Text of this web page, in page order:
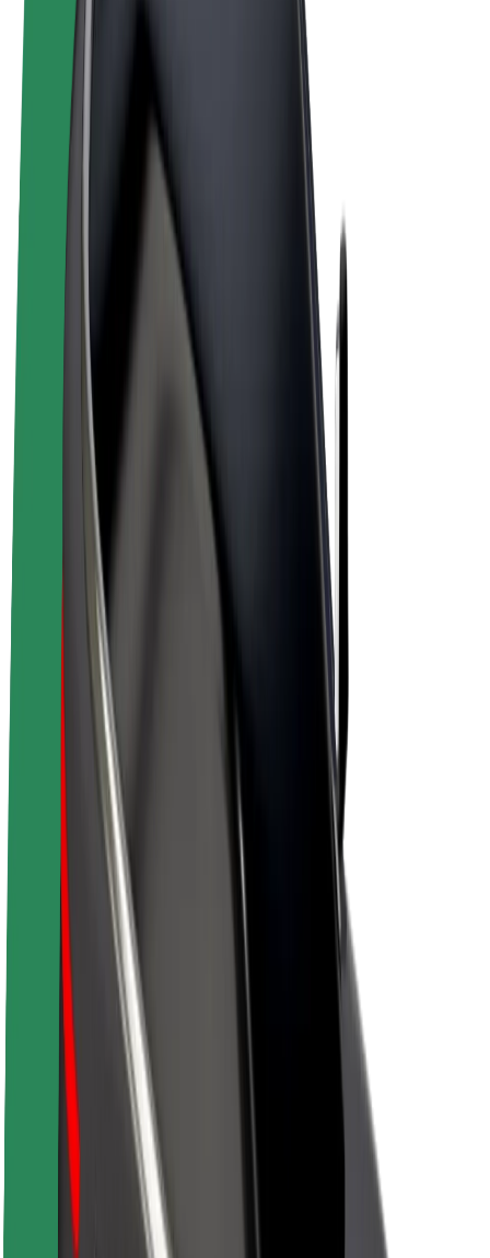
Produkty
Koloběžky
Bolt Market
Bolt for Business
Vydělávejte s Boltem
Kurýři
Výdělky kurýra
Partneři Bolt Food
Flotily
Franšízy
Společnost
Kariéra
O společnosti Bolt
Udržitelnost podle Boltu
Projekt Zero
Blog
Tiskové centrum
Pokyny ke značce
Naše poslání
Vztahy s investory
Vedení
Značka
Média
Městský fond
Bezpečnost